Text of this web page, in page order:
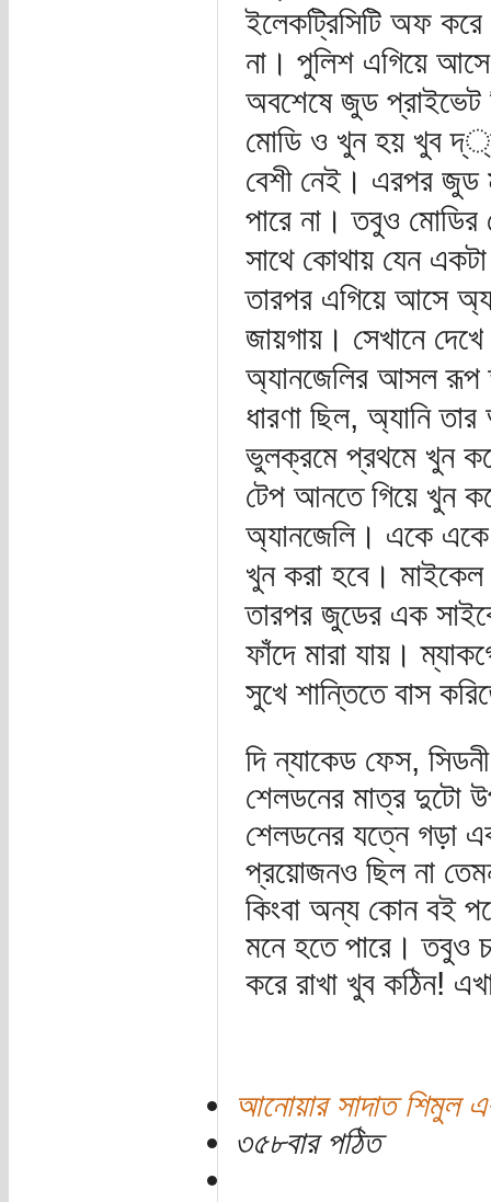
ইলেকট্রিসিটি অফ
না। পুলিশ এগিয়ে
অবশেষে জুড প্রাইভেট
মোডি ও খুন হয় খুব
বেশী নেই। এরপর জুড
পারে না। তবুও মোডির
সাথে কোথায় যেন
তারপর এগিয়ে আসে
জায়গায়। সেখানে
অ্যানজেলির আসল রূপ
ধারণা ছিল, অ্যানি
ভুলক্রমে প্রথমে খুন
টেপ আনতে গিয়ে খুন
অ্যানজেলি। একে
খুন করা হবে।
তারপর জুডের এক
ফাঁদে মারা যায়।
সুখে শান্তিতে বাস
দি ন্যাকেড ফেস,
শেলডনের মাত্র দুটো
শেলডনের যত্নে গড়া
প্রয়োজনও ছিল না
কিংবা অন্য কোন বই
মনে হতে পারে। তবুও
করে রাখা খুব কঠিন!
আনোয়ার সাদাত শিমুল
৩৫৮বার পঠিত